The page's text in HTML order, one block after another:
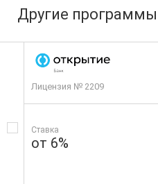
Другие
Лицензия № 2209
Ставка
от 6%